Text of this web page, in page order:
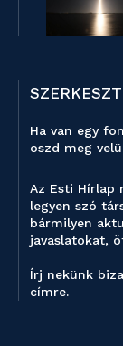
Ha van egy
oszd meg
Az Esti Hírlap
legyen szó
bármilyen
javaslatokat,
Írj nekünk
címre.